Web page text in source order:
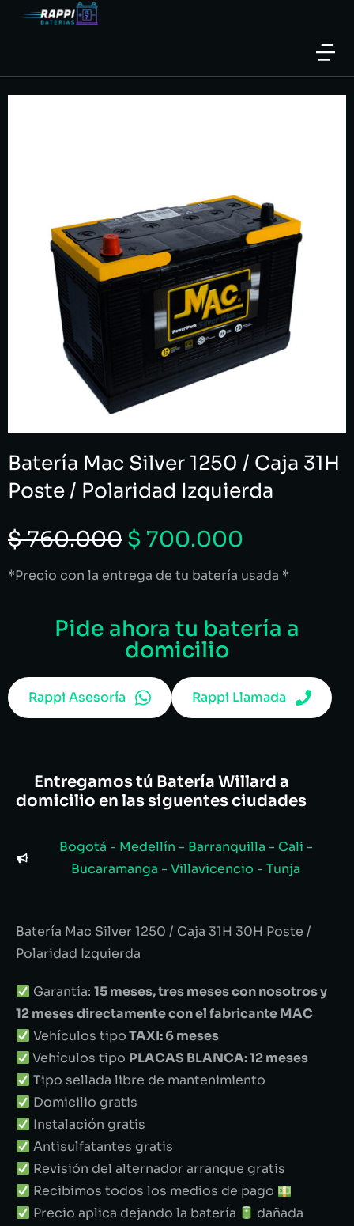
Batería Mac Silver 1250 / Caja 31H
Poste / Polaridad Izquierda
$760.000 $ 700.000
*Precio con la entrega de tu batería usada *
Pide ahora tu batería a
domicilio
Rappi Asesoría Rappi Llamada
Entregamos tú Batería Willard a
domicilio en las siguentes ciudades
Bogotá - Medellín - Barranquilla - Cali -
Bucaramanga - Villavicencio - Tunja
Batería Mac Silver 1250 / Caja 31H 30H Poste /
Polaridad Izquierda
Garantía:15 meses, tres meses con nosotros y
12 meses directamente con el fabricante MAC
Vehículos tipoTAXI: 6 meses
Vehículos tipo PLACAS BLANCA: 12 meses
Tipo sellada libre de mantenimiento
Domicilio gratis
Instalación gratis
Antisulfatantes gratis
Revisión del alternador arranque gratis
Recibimos todos los medios de pago
Precio aplica dejando la batería
dañada